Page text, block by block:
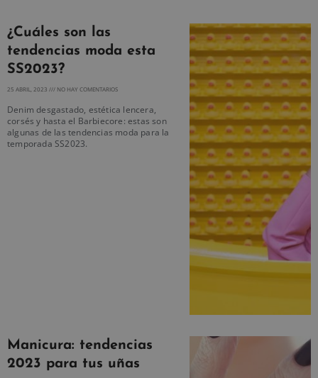
¿Cuáles son las
tendencias moda esta
SS2023?
25 ABRIL, 2023 NO HAY COMENTARIOS
Denim desgastado, estética lencera,
corsés y hasta el Barbiecore: estas son
algunas de las tendencias moda para la
temporada SS2023.
Manicura: tendencias
2023 para tus uñas